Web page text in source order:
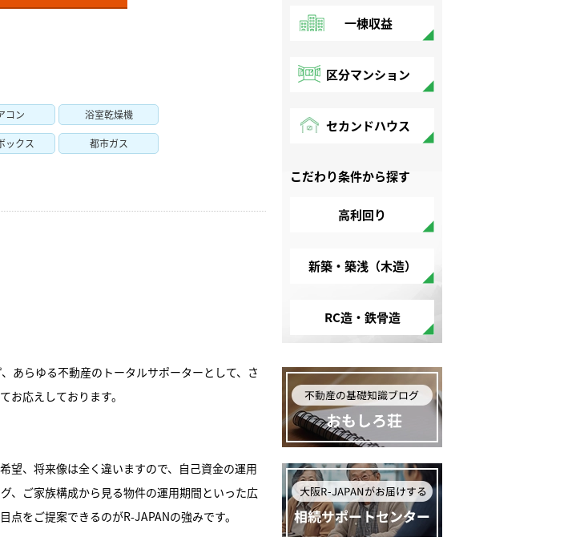
コン 浴室乾燥機
ックス 都市ガス
あらゆる不動産のトータルサポーターとして、さ
お応えしております。
望、将来像は全く違いますので、自己資金の運用
、ご家族構成から見る物件の運用期間といった広
をご提案できるのがR-JAPANの強みです。
一棟収益
区分マンション
セカンドハウス
こだわり条件から探す
高利回り
新築・築浅（木造）
RC造・鉄骨造